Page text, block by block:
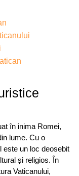
în inima Romei,
lume. Cu o
este un loc deosebit
și religios. În
Vaticanului,